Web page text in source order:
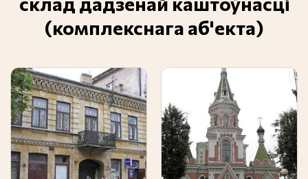
(комплекснага аб'екта)